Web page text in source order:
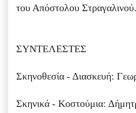
του Απόστολου Στραγαλινού.
ΣΥΝΤΕΛΕΣΤΕΣ
Σκηνοθεσία - Διασκευή:
Σκηνικά - Κοστούμια: